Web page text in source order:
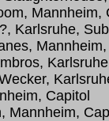
Mannheim,
Karlsruhe,
Capitol
Mannheim,